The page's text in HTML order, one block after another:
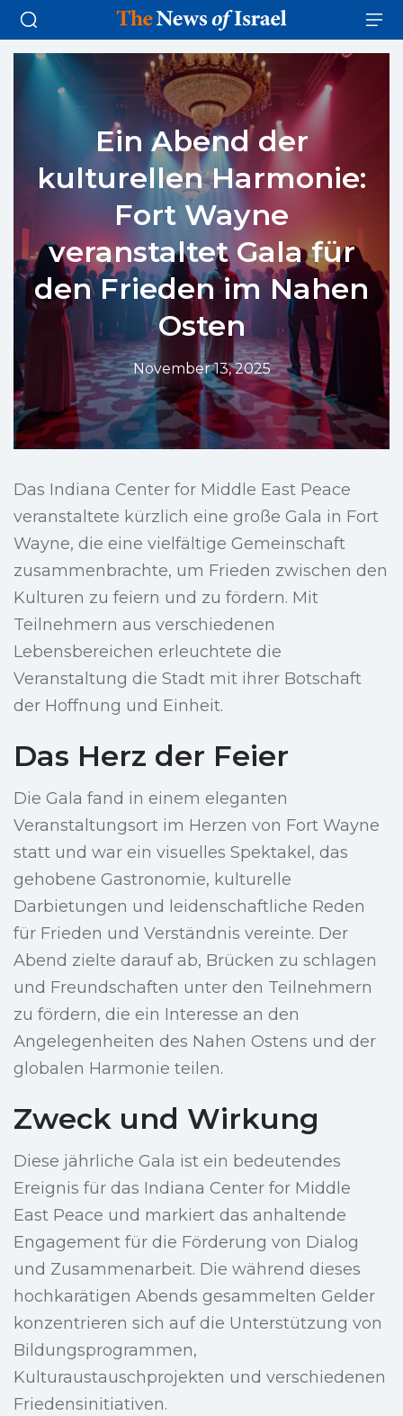
Ein Abend der
kulturellen Harmonie:
Fort Wayne
veranstaltet Gala für
den Frieden im Nahen
Osten
November 13, 2025
Das Indiana Center for Middle East Peace
veranstaltete kürzlich eine große Gala in Fort
Wayne, die eine vielfältige Gemeinschaft
zusammenbrachte, um Frieden zwischen den
Kulturen zu feiern und zu fördern. Mit
Teilnehmern aus verschiedenen
Lebensbereichen erleuchtete die
Veranstaltung die Stadt mit ihrer Botschaft
der Hoffnung und Einheit.
Das Herz der Feier
Die Gala fand in einem eleganten
Veranstaltungsort im Herzen von Fort Wayne
statt und war ein visuelles Spektakel, das
gehobene Gastronomie, kulturelle
Darbietungen und leidenschaftliche Reden
für Frieden und Verständnis vereinte. Der
Abend zielte darauf ab, Brücken zu schlagen
und Freundschaften unter den Teilnehmern
zu fördern, die ein Interesse an den
Angelegenheiten des Nahen Ostens und der
globalen Harmonie teilen.
Zweck und Wirkung
Diese jährliche Gala ist ein bedeutendes
Ereignis für das Indiana Center for Middle
East Peace und markiert das anhaltende
Engagement für die Förderung von Dialog
und Zusammenarbeit. Die während dieses
hochkarätigen Abends gesammelten Gelder
konzentrieren sich auf die Unterstützung von
Bildungsprogrammen,
Kulturaustauschprojekten und verschiedenen
Friedensinitiativen.